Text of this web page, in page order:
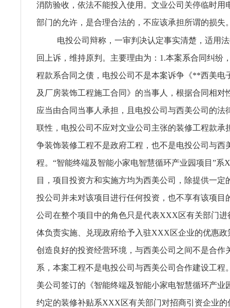
消防验收，依法不能投入使用。文业公司关停临时用
部门的允许，是合理合法的，不应该承担所谓的损失
电投公司辩称，一审判决认定事实清楚，适用
回上诉，维持原判。主要理由为：1.本案系合同纠纷
程款系合同之债，电投公司不是本案诉争《**西美电
及厂房装饰工程施工合同》的当事人，根据合同相对
应当由合同当事人承担，且电投公司与西美公司的法
联性，电投公司不应对文业公司主张的装修工程款承
争装饰装修工程不是政府工程，也不是电投公司与西
程。“智能终端及智能小家电智慧循环产业园项目”系
目，项目投资方和实施方均为西美公司，除提供一定
投公司并未对该项目进行任何投资，也不享有该项目
公司在整个项目中的角色只是代表XXX区有关部门进
体负责实施、兑现政府给予入驻XXX区企业的优惠政
创造良好的投资经营环境，与西美公司之间不是合作
系，本案工程不是电投公司与西美公司合作建设工程
美公司签订的《智能终端及智能小家电智慧循环产业
约定的装修补贴系XXX区有关部门对招商引资企业的